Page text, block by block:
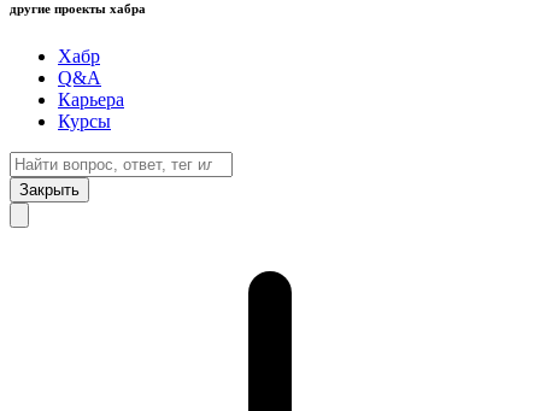
другие проекты хабра
Хабр
Q&A
Карьера
Курсы
Закрыть